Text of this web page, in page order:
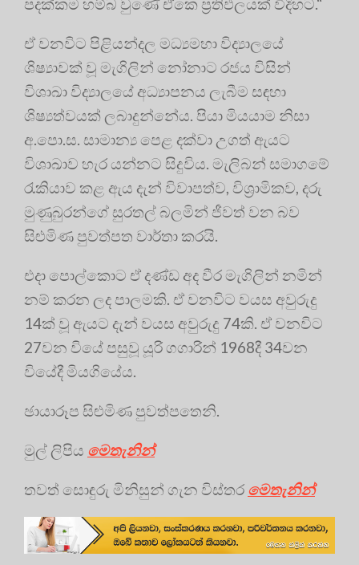
පදක්කම හම්බ වුණේ ඒකෙ ප්‍රතිඵලයක් විදිහට.“
ඒ වනවිට පිළියන්දල මධ්‍යමහා විද්‍යාලයේ
ශිෂ්‍යාවක් වූ මැගිලින් නෝනාට රජය විසින්
විශාඛා විද්‍යාලයේ අධ්‍යාපනය ලැබීම සඳහා
ශිෂ්‍යත්වයක් ලබාදුන්නේය. පියා මියයාම නිසා
අ.පො.ස. සාමාන්‍ය පෙළ දක්වා උගත් ඇයට
විශාඛාව හැර යන්නට සිදුවිය. මැලිබන් සමාගමේ
රැකියාව කළ ඇය දැන් විවාපත්ව, විශ්‍රාමිකව, දරු
මුණුබුරන්ගේ සුරතල් බලමින් ජීවත් වන බව
සිළුමිණ පුවත්පත වාර්තා කරයි.
එදා පොල්කොට ඒ දණ්ඩ අද වීර මැගිලින් නමින්
නම් කරන ලද පාලමකි. ඒ වනවිට වයස අවුරුදු
14ක් වූ ඇයට දැන් වයස අවුරුදු 74කි. ඒ වනවිට
27වන වියේ පසුවූ යූරි ගගාරින් 1968දී 34වන
වියේදී මියගියේය.
ඡායාරූප සිළුමිණ පුවත්පතෙනි.
මුල් ලිපිය මෙතැනින්
තවත් සොඳුරු මිනිසුන් ගැන විස්තර මෙතැනින්